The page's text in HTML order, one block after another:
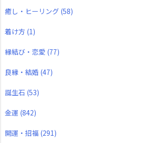
癒し・ヒーリング (58)
着け方 (1)
縁結び・恋愛 (77)
良縁・結婚 (47)
誕生石 (53)
金運 (842)
開運・招福 (291)